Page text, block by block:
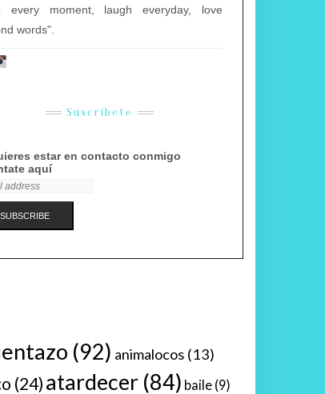
every moment, laugh everyday, love
words".
Suscríbete
estar en contacto conmigo
aquí
(92) animalocos (13)
(24) atardecer (84) baile (9)